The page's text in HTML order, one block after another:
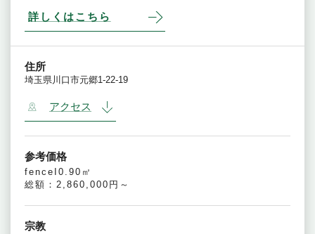
詳しくはこちら
住所
埼玉県川口市元郷1-22-19
アクセス
参考価格
fenceI0.90㎡
総額：2,860,000円～
宗教